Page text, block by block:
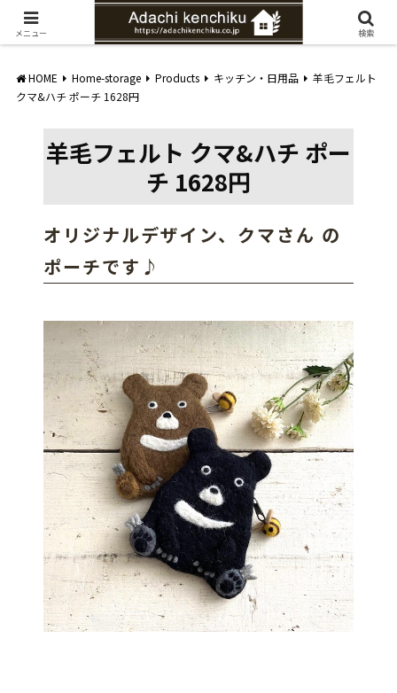
愛知県みよし市の工務店。自然素材を使ったナチュラルな家づくりをご提案
HOME Home-storage Products キッチン・日用品
羊毛フェルト
クマ&ハチ ポーチ 1628円
羊毛フェルト クマ&ハチ ポー
チ 1628円
オリジナルデザイン、クマさん の
ポーチです♪
メニュー 検索